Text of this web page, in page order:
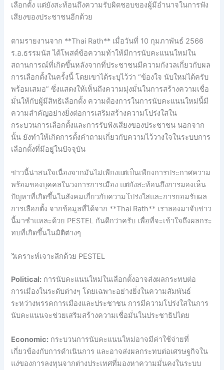
เลือกตั้ง แต่ยังสะท้อนถึงความรับผิดชอบของผู้มีอำนาจในการฟัง
เสียงของประชาชนอีกด้วย
ตามรายงานจาก **Thai Rath** เมื่อวันที่ 10 กุมภาพันธ์ 2566
ร.อ.ธรรมนัส ได้โพสต์ข้อความท้าให้มีการนับคะแนนใหม่ใน
สถานการณ์ที่เกิดขึ้นหลังจากที่ประชาชนมีความกังวลเกี่ยวกับผล
การเลือกตั้งในครั้งนี้ โดยเขาได้ระบุไว้ว่า “ข้องใจ นับใหม่ได้ครับ
พร้อมเสมอ” ซึ่งแสดงให้เห็นถึงความมุ่งมั่นในการสร้างความเชื่อ
มั่นให้กับผู้มีสิทธิเลือกตั้ง ความต้องการในการนับคะแนนใหม่นี้มี
ความสำคัญอย่างยิ่งต่อการเสริมสร้างความโปร่งใสใน
กระบวนการเลือกตั้งและการรับฟังเสียงของประชาชน นอกจาก
นั้น ยังทำให้เกิดการตั้งคำถามเกี่ยวกับความไว้วางใจในระบบการ
เลือกตั้งที่มีอยู่ในปัจจุบัน
ข่าวนี้น่าสนใจเนื่องจากมันไม่เพียงแต่เป็นเพียงการประกาศความ
พร้อมของบุคคลในวงการการเมือง แต่ยังสะท้อนถึงการมองเห็น
ปัญหาที่เกิดขึ้นในสังคมเกี่ยวกับความโปร่งใสและการยอมรับผล
การเลือกตั้ง จากข้อมูลที่ได้จาก **Thai Rath** เราลองมาจับข่าว
นี้มาชำแหละด้วย PESTEL กันดีกว่าครับ เพื่อที่จะเข้าใจถึงผลกระ
ทบที่เกิดขึ้นในมิติต่างๆ
วิเคราะห์เจาะลึกด้วย PESTEL
Political: การนับคะแนนใหม่ในเลือกตั้งอาจส่งผลกระทบต่อ
การเมืองในระดับต่างๆ โดยเฉพาะอย่างยิ่งในความสัมพันธ์
ระหว่างพรรคการเมืองและประชาชน การมีความโปร่งใสในการ
นับคะแนนจะช่วยเสริมสร้างความเชื่อมั่นในประชาธิปไตย
Economic: กระบวนการนับคะแนนใหม่อาจมีค่าใช้จ่ายที่
เกี่ยวข้องกับการดำเนินการ และอาจส่งผลกระทบต่อเศรษฐกิจใน
แง่ของการลงทุนจากต่างประเทศที่มองหาความมั่นคงในระบบ